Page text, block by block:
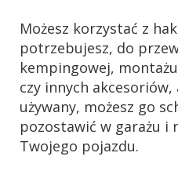
Możesz korzystać z
potrzebujesz, do
kempingowej,
czy innych
używany, możesz go
pozostawić w garażu i
Twojego pojazdu.